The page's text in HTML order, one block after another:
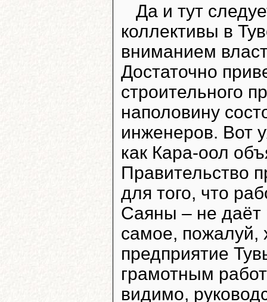
Да и тут
коллективы в
вниманием
Достаточно
строительного
наполовину
инженеров. Вот
как Кара-оол
Правительство
для того, что
Саяны – не
самое, пожалуй,
предприятие
грамотным
видимо,